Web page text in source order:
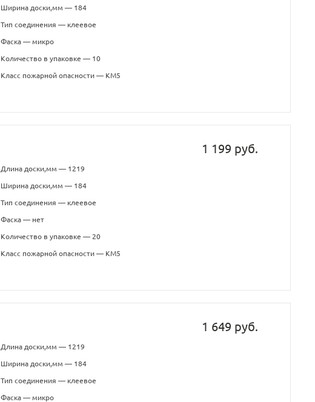
Ширина доски,мм — 184
Тип соединения — клеевое
Фаска — микро
Количество в упаковке — 10
Класс пожарной опасности — КМ5
1 199 руб.
Длина доски,мм — 1219
Ширина доски,мм — 184
Тип соединения — клеевое
Фаска — нет
Количество в упаковке — 20
Класс пожарной опасности — КМ5
1 649 руб.
Длина доски,мм — 1219
Ширина доски,мм — 184
Тип соединения — клеевое
Фаска — микро